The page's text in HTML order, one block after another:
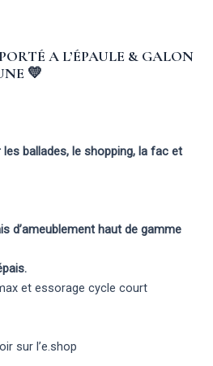
A L’ÉPAULE & GALON
💛
ballades, le shopping, la fac et
d’ameublement haut de gamme
et essorage cycle court
sur l’e.shop